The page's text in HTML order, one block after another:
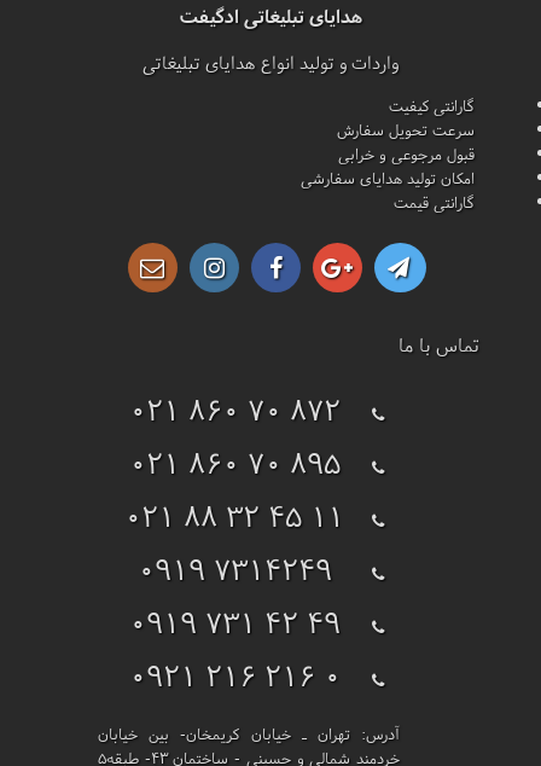
هدایای تبلیغاتی ادگیفت
واردات و تولید انواع هدایای تبلیغاتی
گارانتی کیفیت
سرعت تحویل سفارش
قبول مرجوعی و خرابی
امکان تولید هدایای سفارشی
گارانتی قیمت
تماس با ما
021 860 70 872
021 860 70 895
021 88 32 45 11
0919 7314249
0919 731 42 49
0921 216 216 0
آدرس: تهران ـ خیابان کریمخان- بین خیابان
خردمند شمالی و حسینی - ساختمان 43- طبقه5